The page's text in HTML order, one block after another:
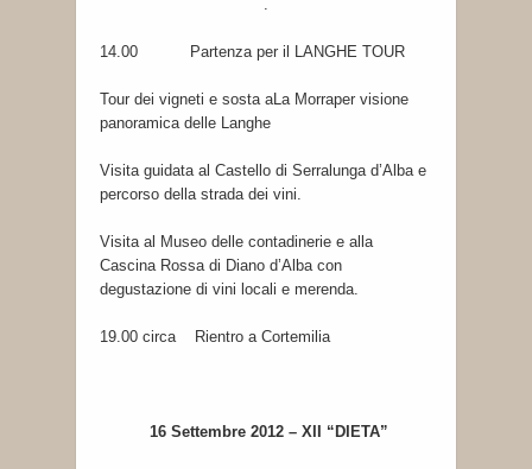
.
14.00 Partenza per il LANGHE TOUR
Tour dei vigneti e sosta aLa Morraper visione
panoramica delle Langhe
Visita guidata al Castello di Serralunga d’Alba e
percorso della strada dei vini.
Visita al Museo delle contadinerie e alla
Cascina Rossa di Diano d’Alba con
degustazione di vini locali e merenda.
19.00 circa Rientro a Cortemilia
16 Settembre 2012 – XII “DIETA”